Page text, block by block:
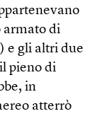
armato di
e gli altri due
pieno di
in
atterrò